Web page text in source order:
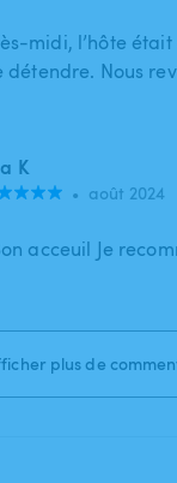
midi, l’hôte
détendre. Nous
K
• août 2024
acceuil Je
plus de